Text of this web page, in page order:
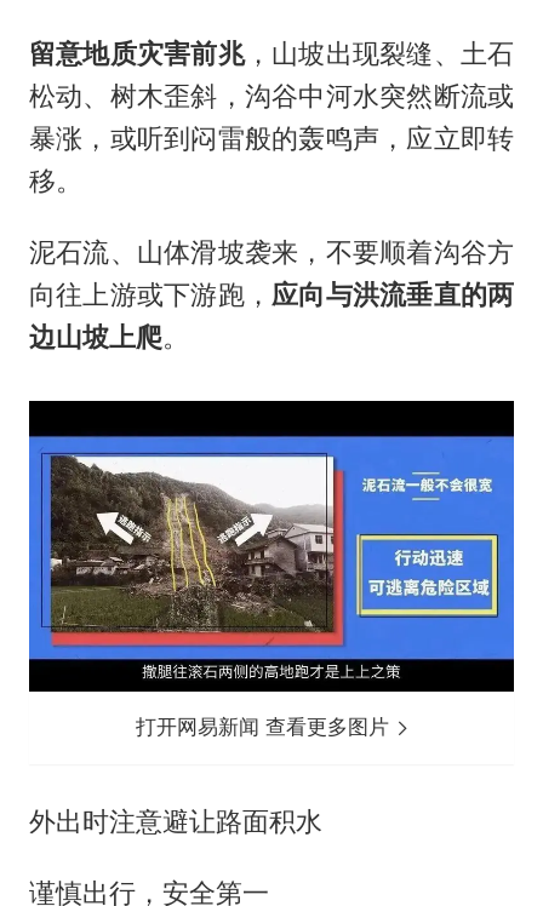
留意地质灾害前兆，山坡出现裂缝、土石
松动、树木歪斜，沟谷中河水突然断流或
暴涨，或听到闷雷般的轰鸣声，应立即转
移。
泥石流、山体滑坡袭来，不要顺着沟谷方
向往上游或下游跑， 应向与洪流垂直的两
边山坡上爬。
打开网易新闻 查看更多图片
外出时注意避让路面积水
谨慎出行，安全第一